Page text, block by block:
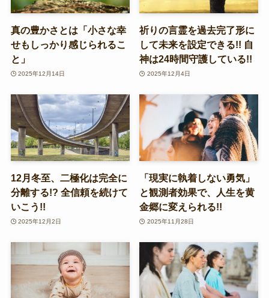
真の豊かさとは「小さな幸
せもしっかり感じられるこ
と」
2025年12月14日
祈りの言霊を過去完了形に
して未来を設定できる!! 自
神は24時間守護している!!
2025年12月4日
12月冬至、二極化は完全に
分離する!? 全信頼を続けて
いこう!!
2025年12月2日
「現実に執着しない勇気」
と観測者効果で、人生を黄
金郷に変えられる!!
2025年11月28日